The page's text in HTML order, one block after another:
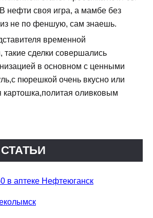
нефти своя игра, а мамбе без
не по феншую, сам знаешь.
временной
такие сделки совершались
в основном с ценными
пюрешкой очень вкусно или
картошка,политая оливковым
в аптеке Нефтеюганск